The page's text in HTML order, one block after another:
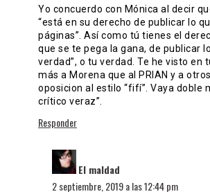
Yo concuerdo con Mónica al decir
“está en su derecho de publicar lo
páginas”. Así como tú tienes el
que se te pega la gana, de publicar
verdad”, o tu verdad. Te he visto en
más a Morena que al PRIAN y a
oposicion al estilo “fifí”. Vaya doble
crítico veraz”.
Responder
El maldad
2 septiembre, 2019 a las 12:44 pm